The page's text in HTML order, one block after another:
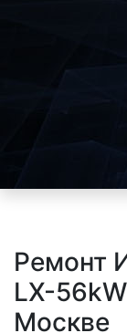
Ремонт
LX-
Москве